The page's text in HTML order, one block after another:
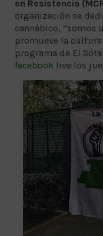
en Resistencia
organización se
cannábico, “somos
promueve la cultura
programa de El
facebook live los